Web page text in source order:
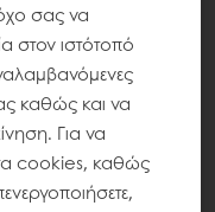
σας να
στον ιστότοπό
καθώς και να
Για να
τα cookies, καθώς